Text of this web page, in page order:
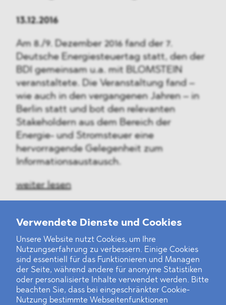
Verwendete Dienste und Cookies
Unsere Website nutzt Cookies, um Ihre
Nutzungserfahrung zu verbessern. Einige Cookies
sind essentiell für das Funktionieren und Managen
der Seite, während andere für anonyme Statistiken
oder personalisierte Inhalte verwendet werden. Bitte
beachten Sie, dass bei eingeschränkter Cookie-
Nutzung bestimmte Webseitenfunktionen
13.12.2016
Am 8./9. Dezember 2016 fand der 7.
Deutsche Energiesteuertag statt, den der
BDI gemeinsam u.a. mit BLOMSTEIN
veranstaltete. Die Veranstaltung fand –
wie auch in den vergangenen Jahren – in
Berlin statt und bot den relevanten
Stakeholdern aus dem Bereich der
Energie- und Stromsteuer eine
hervorragende Gelegenheit zum
Informationsaustausch.
weiter lesen
‹12...38 394041 424344454647›